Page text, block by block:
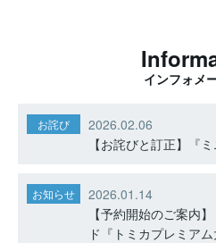
インフォメ
お詫び
2026.02.06
【お詫びと訂正】『
お知らせ
2026.01.14
【予約開始のご案内
ド『トミカプレミア